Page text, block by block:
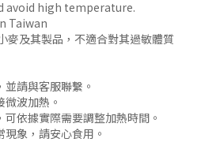
avoid high temperature.
Taiwan
麥及其製品，不適合對其過敏體質
請與客服聯繫。
波加熱。
依據實際需要調整加熱時間。
象，請安心食用。